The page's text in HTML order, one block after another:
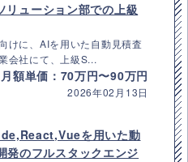
リューション部での上級
けに、AIを用いた自動見積査
会社にて、上級S...
月額単価：70万円〜90万円
2026年02月13日
を用いた動
発のフルスタックエンジ